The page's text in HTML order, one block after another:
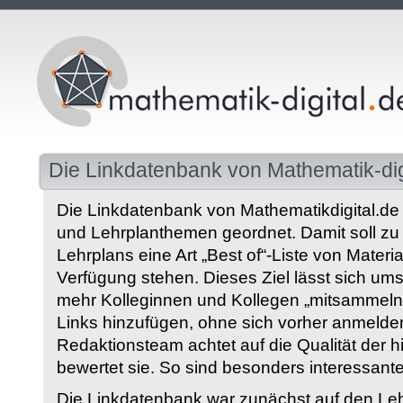
Die Linkdatenbank von Mathematik-
Die Linkdatenbank von
und Lehrplanthemen geordnet. Damit soll
Lehrplans eine Art „Best of“-Liste von
Verfügung stehen. Dieses Ziel lässt sich
mehr Kolleginnen und Kollegen
Links hinzufügen, ohne sich vorher
Redaktionsteam achtet auf die Qualität der
bewertet sie. So sind besonders
Die Linkdatenbank war zunächst auf den